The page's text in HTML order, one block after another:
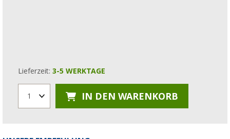
Lieferzeit: 3-5 WERKTAGE
1 IN DEN WARENKORB